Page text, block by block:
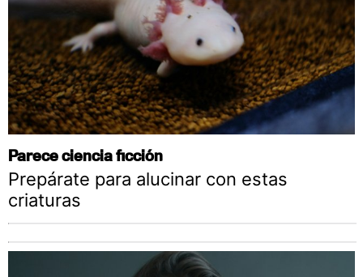
Parece ciencia ficción
Prepárate para alucinar con estas
criaturas